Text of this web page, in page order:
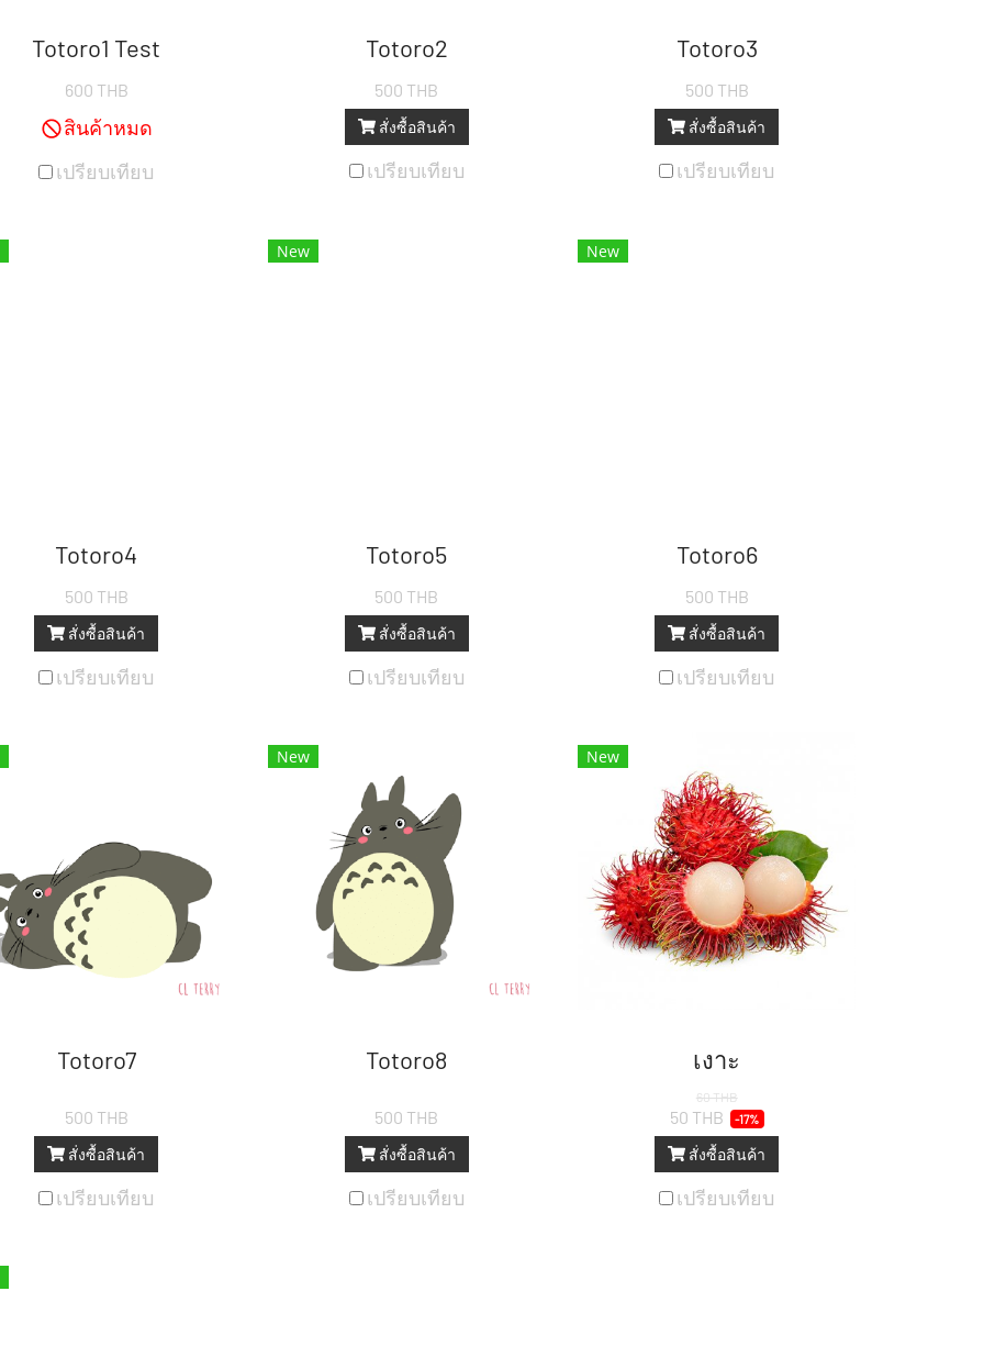
Totoro1 Test
600 THB
สินค้าหมด
เปรียบเทียบ
Totoro2
500 THB
สั่งซื้อสินค้า
เปรียบเทียบ
Totoro3
500 THB
สั่งซื้อสินค้า
เปรียบเทียบ
Totoro4
500 THB
สั่งซื้อสินค้า
เปรียบเทียบ
New
Totoro5
500 THB
สั่งซื้อสินค้า
เปรียบเทียบ
New
Totoro6
500 THB
สั่งซื้อสินค้า
เปรียบเทียบ
Totoro7
500 THB
สั่งซื้อสินค้า
เปรียบเทียบ
New
Totoro8
500 THB
สั่งซื้อสินค้า
เปรียบเทียบ
New
เงาะ
60 THB
50 THB -17%
สั่งซื้อสินค้า
เปรียบเทียบ